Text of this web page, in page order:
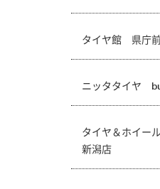
タイヤ館 県庁
ニッタタイヤ
タイヤ＆ホイー
新潟店